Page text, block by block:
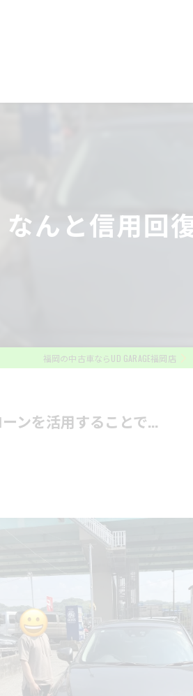
んと信用回
福岡の中古車ならUD GARAGE福岡店
ンを活用することで...